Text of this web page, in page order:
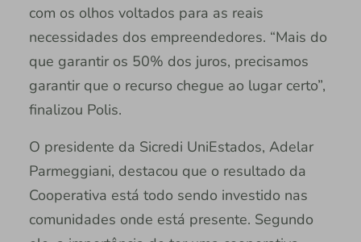
com os olhos voltados para as reais
necessidades dos empreendedores. “Mais do
que garantir os 50% dos juros, precisamos
garantir que o recurso chegue ao lugar certo”,
finalizou Polis.
O presidente da Sicredi UniEstados, Adelar
Parmeggiani, destacou que o resultado da
Cooperativa está todo sendo investido nas
comunidades onde está presente. Segundo